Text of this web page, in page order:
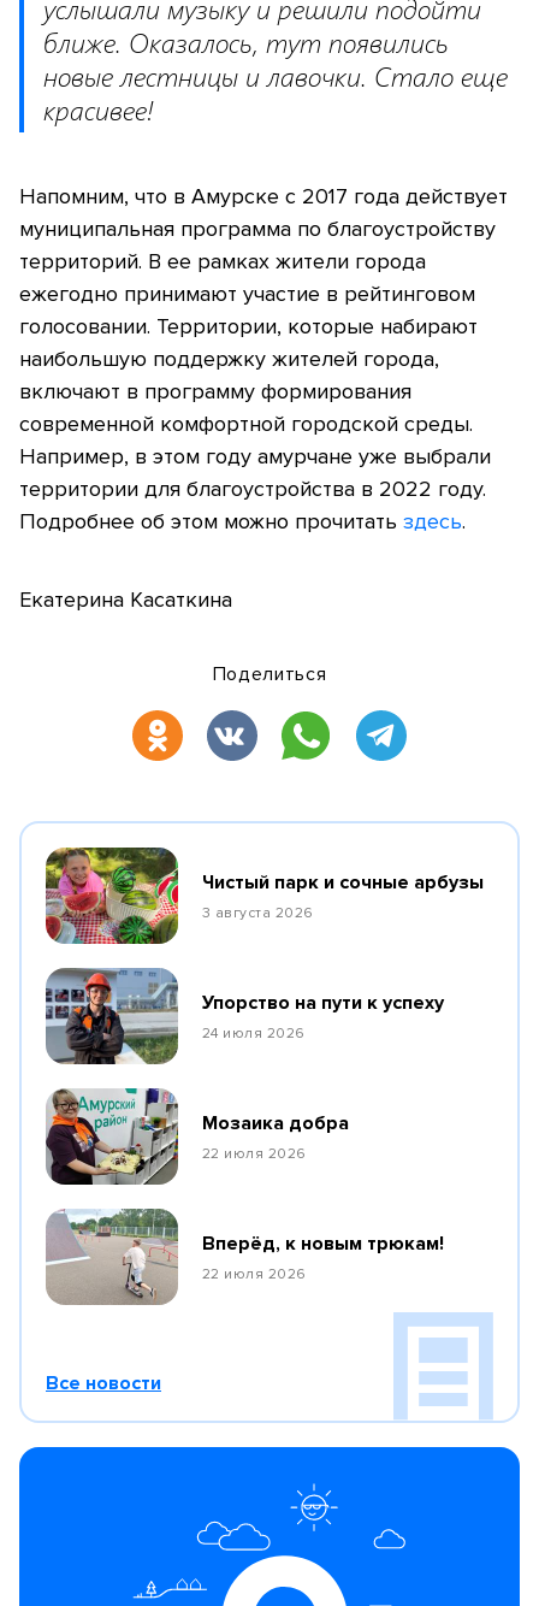
услышали музыку и решили подойти
ближе. Оказалось, тут появились
новые лестницы и лавочки. Стало еще
красивее!
Напомним, что в Амурске с 2017 года действует
муниципальная программа по благоустройству
территорий. В ее рамках жители города
ежегодно принимают участие в рейтинговом
голосовании. Территории, которые набирают
наибольшую поддержку жителей города,
включают в программу формирования
современной комфортной городской среды.
Например, в этом году амурчане уже выбрали
территории для благоустройства в 2022 году.
Подробнее об этом можно прочитать здесь.
Екатерина Касаткина
Поделиться
Чистый парк и сочные арбузы
3 августа 2026
Упорство на пути к успеху
24 июля 2026
Мозаика добра
22 июля 2026
Вперёд, к новым трюкам!
22 июля 2026
Все новости